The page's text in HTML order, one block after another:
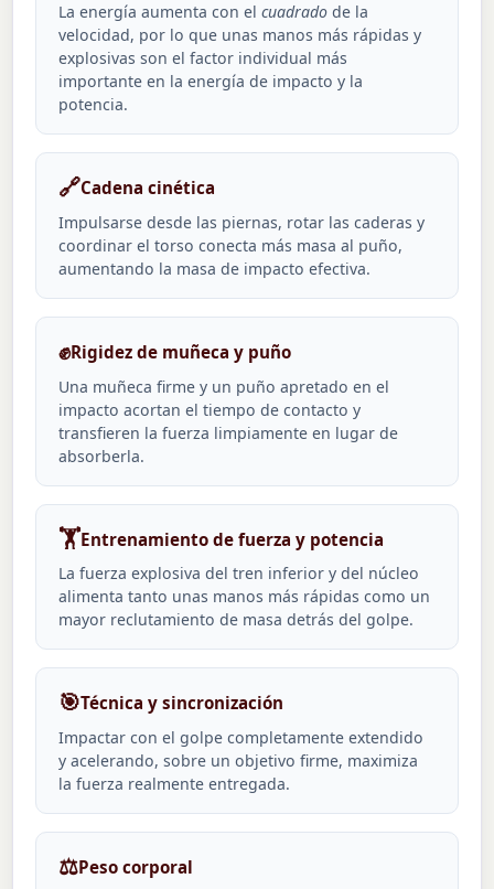
La energía aumenta con elcuadrado de la
velocidad, por lo que unas manos más rápidas y
explosivas son el factor individual más
importante en la energía de impacto y la
potencia.
🔗Cadena cinética
Impulsarse desde las piernas, rotar las caderas y
coordinar el torso conecta más masa al puño,
aumentando la masa de impacto efectiva.
✊Rigidez de muñeca y puño
Una muñeca firme y un puño apretado en el
impacto acortan el tiempo de contacto y
transfieren la fuerza limpiamente en lugar de
absorberla.
🏋️Entrenamiento de fuerza y potencia
La fuerza explosiva del tren inferior y del núcleo
alimenta tanto unas manos más rápidas como un
mayor reclutamiento de masa detrás del golpe.
🎯Técnica y sincronización
Impactar con el golpe completamente extendido
y acelerando, sobre un objetivo firme, maximiza
la fuerza realmente entregada.
⚖️Peso corporal